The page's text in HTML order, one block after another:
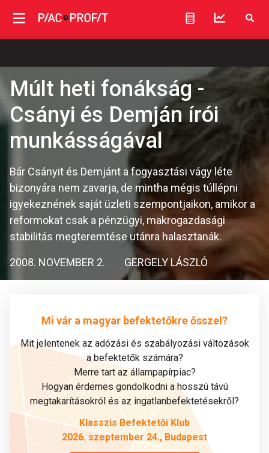
Múlt heti fonákság -
Csányi és Demján írói
munkásságával
Bár Csányit és Demjánt a fogyasztási vágy léte
bizonyára nem zavarja, de mintha mégis túllépni
igyekeznének saját üzleti szempontjaikon, amikor a
reformokat csak a pénzügyi, makrogazdasági
stabilitás megteremtése utánra halasztanák.
2008. NOVEMBER 2. GERGELY LÁSZLÓ
Mi vár a magyar befektetőkre ősszel?
Mit jelentenek az adózási és szabályozási változások
a befektetők számára?
Merre tart az állampapírpiac?
Hogyan érdemes gondolkodni a hosszú távú
megtakarításokról és az ingatlanbefektetésekről?
Klasszis Befektetői Klub
2026. szeptember 24., Budapest